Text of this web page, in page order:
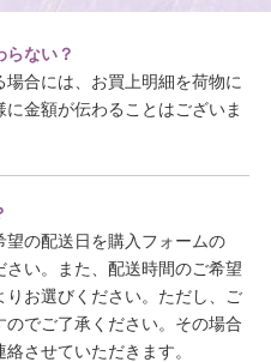
らない？
合には、お買上明細を荷物に
金額が伝わることはございま
の配送日を購入フォームの
さい。また、配送時間のご希望
お選びください。ただし、ご
でご了承ください。その場合
させていただきます。